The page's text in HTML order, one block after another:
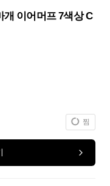
이어머프 7색상 C
찜